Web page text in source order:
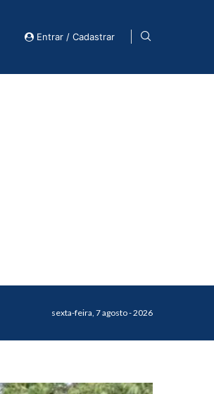
Entrar / Cadastrar
sexta-feira, 7 agosto - 2026